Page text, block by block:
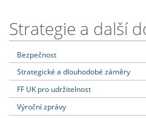
Strategie a další
Bezpečnost
Strategické a dlouhodobé záměry
FF UK pro udržitelnost
Výroční zprávy